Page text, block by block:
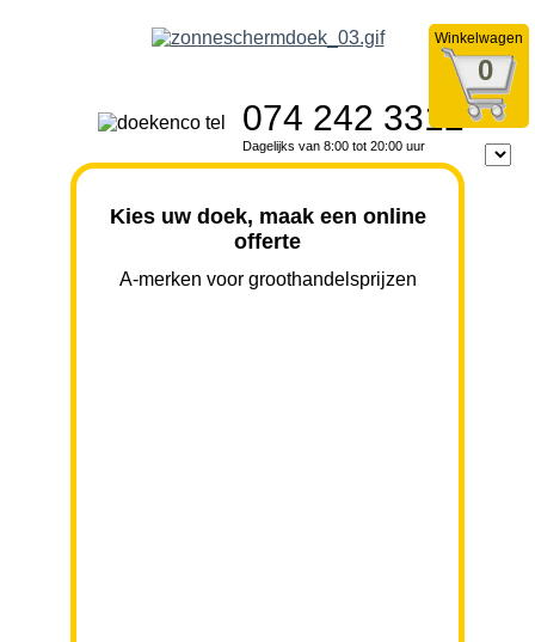
Winkelwagen
0
074 242 3312
Dagelijks van 8:00 tot 20:00 uur
Kies uw doek, maak een online
offerte
A-merken voor groothandelsprijzen